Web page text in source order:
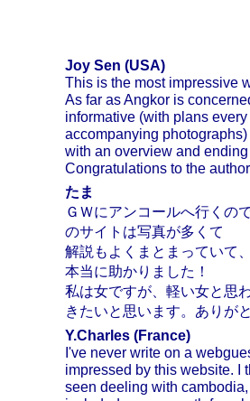
Joy Sen (USA)
This is the most impressive
As far as Angkor is
informative (with plans
accompanying
with an overview and
Congratulations to the
たま
ＧＷにアンコールへ行くの
のサイトは写真が多くて
解説もよくまとまっていて
本当に助かりました！
私は女ですが、軽い女と思
きたいと思います。ありが
Y.Charles (France)
I've never write on a
impressed by this website. I
seen deeling with cambodia,